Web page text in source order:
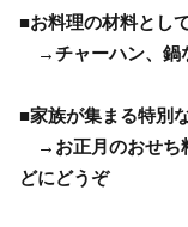
■お料理の材料とし
→チャーハン、鍋
■家族が集まる特別
→お正月のおせち
どにどうぞ